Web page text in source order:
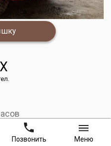
Позвонить Меню